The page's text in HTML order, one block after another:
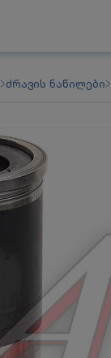
ძრავის ნაწილები